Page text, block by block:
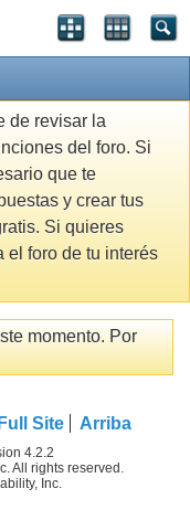
de revisar la
del foro. Si
que te
y crear tus
Si quieres
el foro de tu interés
momento. Por
Full Site Arriba
4.2.2
All rights reserved.
Inc.